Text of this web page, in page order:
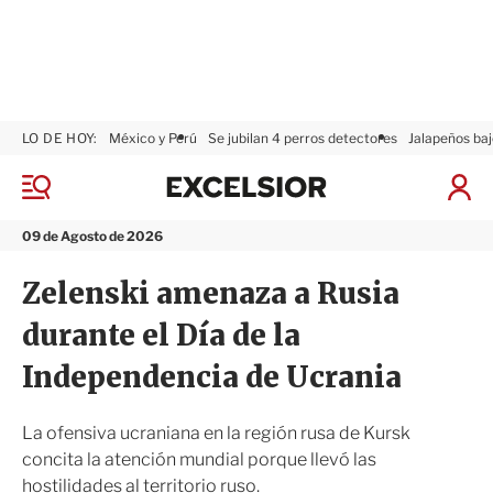
M
n
09 de Agosto de 2026
LO DE HOY: México y Perú Se jubilan 4 perros detectores Jalapeños
I
x
s
i
Zelenski amenaza a Rusia
durante el Día de la
Independencia de Ucrania
La ofensiva ucraniana en la región rusa de Kursk
concita la atención mundial porque llevó las
hostilidades al territorio ruso.